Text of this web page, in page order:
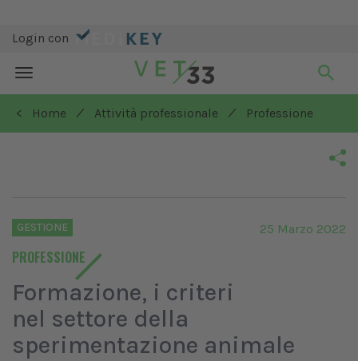
Login con
Toggle
navigation
< Home
/ Attività professionale / Professione
GESTIONE
PROFESSIONE
25 Marzo 2022
Formazione, i criteri
nel settore della
sperimentazione animale